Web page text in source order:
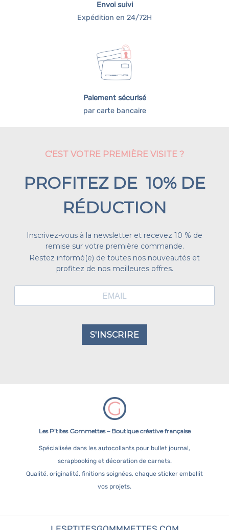
Envoi suivi
Expédition en 24/72H
Paiement sécurisé
par carte bancaire
C'EST VOTRE PREMIÈRE VISITE ?
PROFITEZ DE 10% DE
RÉDUCTION
Inscrivez-vous à la newsletter et recevez 10 % de
remise sur votre première commande.
Restez informé(e) de toutes nos nouveautés et
profitez de nos meilleures offres.
S'INSCRIRE
Les P’tites Gommettes – Boutique créative française
Spécialisée dans les autocollants pour bullet journal,
scrapbooking et décoration de carnets.
Qualité, originalité, finitions soignées, chaque sticker embellit
vos projets.